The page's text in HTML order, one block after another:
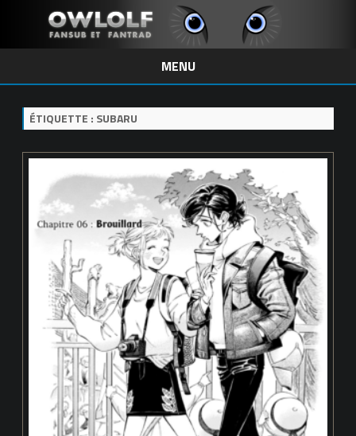
MENU
Skip
to
ÉTIQUETTE : SUBARU